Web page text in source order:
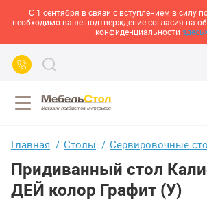
С 1 сентября в связи с вступлением в силу
необходимо ваше подтверждение согласия на
конфиденциальности
Главная Столы Сервировочные
Придиванный стол
ДЕЙ колор Графит (У)